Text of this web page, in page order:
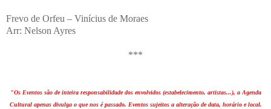
Frevo de Orfeu – Vinícius de Moraes
Arr: Nelson Ayres
***
"Os Eventos são de inteira responsabilidade dos envolvidos (estabelecimento, artistas...), a Agenda
Cultural apenas divulga o que nos é passado. Eventos sujeitos a alteração de data, horário e local.